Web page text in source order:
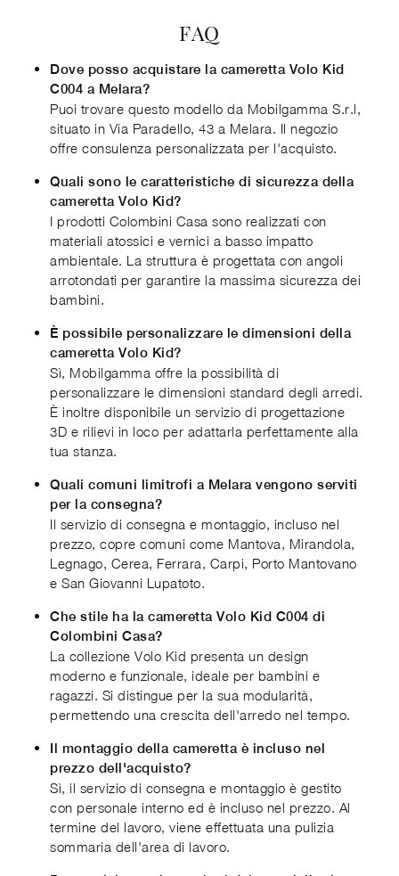
FAQ
Dove posso acquistare la cameretta Volo Kid
C004 a Melara?
Puoi trovare questo modello da Mobilgamma S.r.l,
situato in Via Paradello, 43 a Melara. Il negozio
offre consulenza personalizzata per l'acquisto.
Quali sono le caratteristiche di sicurezza della
cameretta Volo Kid?
I prodotti Colombini Casa sono realizzati con
materiali atossici e vernici a basso impatto
ambientale. La struttura è progettata con angoli
arrotondati per garantire la massima sicurezza dei
bambini.
È possibile personalizzare le dimensioni della
cameretta Volo Kid?
Sì, Mobilgamma offre la possibilità di
personalizzare le dimensioni standard degli arredi.
È inoltre disponibile un servizio di progettazione
3D e rilievi in loco per adattarla perfettamente alla
tua stanza.
Quali comuni limitrofi a Melara vengono serviti
per la consegna?
Il servizio di consegna e montaggio, incluso nel
prezzo, copre comuni come Mantova, Mirandola,
Legnago, Cerea, Ferrara, Carpi, Porto Mantovano
e San Giovanni Lupatoto.
Che stile ha la cameretta Volo Kid C004 di
Colombini Casa?
La collezione Volo Kid presenta un design
moderno e funzionale, ideale per bambini e
ragazzi. Si distingue per la sua modularità,
permettendo una crescita dell'arredo nel tempo.
Il montaggio della cameretta è incluso nel
prezzo dell'acquisto?
Sì, il servizio di consegna e montaggio è gestito
con personale interno ed è incluso nel prezzo. Al
termine del lavoro, viene effettuata una pulizia
sommaria dell'area di lavoro.